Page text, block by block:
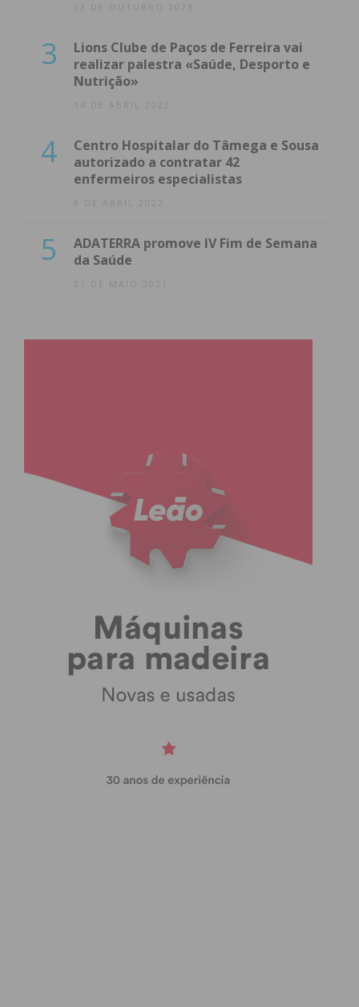
23 DE OUTUBRO 2023
3
Lions Clube de Paços de Ferreira vai
realizar palestra «Saúde, Desporto e
Nutrição»
14 DE ABRIL 2022
4
Centro Hospitalar do Tâmega e Sousa
autorizado a contratar 42
enfermeiros especialistas
8 DE ABRIL 2022
5
ADATERRA promove IV Fim de Semana
da Saúde
21 DE MAIO 2021